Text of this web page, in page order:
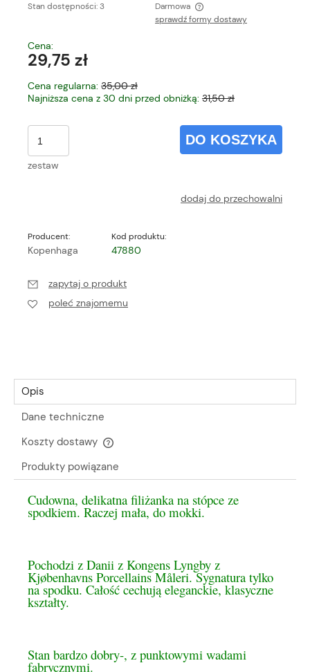
Stan dostępności: 3
Darmowa
Cena nie zawiera ewentualnych kosztów płatności
sprawdź formy dostawy
Cena:
29,75 zł
Cena regularna: 35,00 zł
Najniższa cena z 30 dni przed obniżką: 31,50 zł
zestaw
DO KOSZYKA
dodaj do przechowalni
Producent:
Kopenhaga
Kod produktu:
47880
zapytaj o produkt
poleć znajomemu
Opis
Dane techniczne
Koszty dostawy
Cena nie zawiera ewentualnych kosztów płatności
Produkty powiązane
Cudowna, delikatna filiżanka na stópce ze
spodkiem. Raczej mała, do mokki.
Pochodzi z Danii z Kongens Lyngby z
Kjøbenhavns Porcellains Måleri. Sygnatura tylko
na spodku. Całość cechują eleganckie, klasyczne
kształty.
Stan bardzo dobry-, z punktowymi wadami
fabrycznymi.